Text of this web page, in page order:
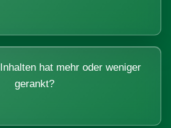
hat mehr oder weniger
gerankt?